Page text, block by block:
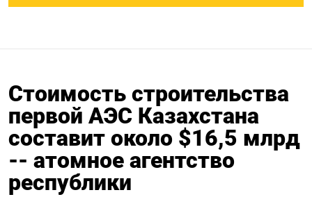
Стоимость строительства
первой АЭС Казахстана
составит около $16,5 млрд
-- атомное агентство
республики